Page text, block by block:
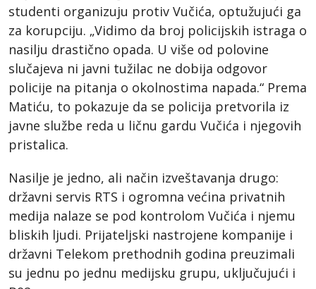
studenti organizuju protiv Vučića, optužujući ga
za korupciju. „Vidimo da broj policijskih istraga o
nasilju drastično opada. U više od polovine
slučajeva ni javni tužilac ne dobija odgovor
policije na pitanja o okolnostima napada.“ Prema
Matiću, to pokazuje da se policija pretvorila iz
javne službe reda u ličnu gardu Vučića i njegovih
pristalica.
Nasilje je jedno, ali način izveštavanja drugo:
državni servis RTS i ogromna većina privatnih
medija nalaze se pod kontrolom Vučića i njemu
bliskih ljudi. Prijateljski nastrojene kompanije i
državni Telekom prethodnih godina preuzimali
su jednu po jednu medijsku grupu, uključujući i